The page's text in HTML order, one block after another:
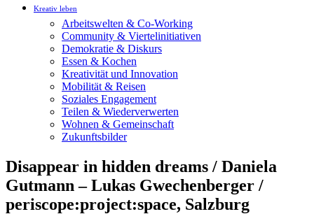
Kreativ leben
Arbeitswelten & Co-Working
Community & Viertelinitiativen
Demokratie & Diskurs
Essen & Kochen
Kreativität und Innovation
Mobilität & Reisen
Soziales Engagement
Teilen & Wiederverwerten
Wohnen & Gemeinschaft
Zukunftsbilder
Disappear in hidden dreams / Daniela
Gutmann – Lukas Gwechenberger /
periscope:project:space, Salzburg